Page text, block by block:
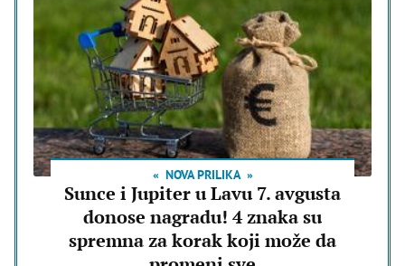
NOVA PRILIKA
Sunce i Jupiter u Lavu 7. avgusta
donose nagradu! 4 znaka su
spremna za korak koji može da